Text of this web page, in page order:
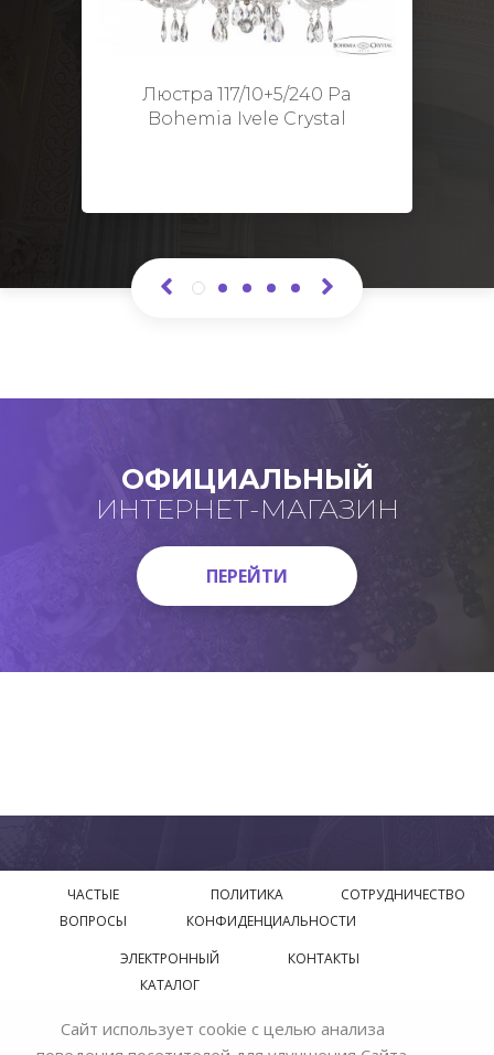
Люстра 117/10+5/240 Pa
Bohemia Ivele Crystal
Диаметр: 70 см
ОФИЦИАЛЬНЫЙ
ИНТЕРНЕТ-МАГАЗИН
ПЕРЕЙТИ
ПЕРЕЙТИ
ЧАСТЫЕ
ВОПРОСЫ
ПОЛИТИКА
КОНФИДЕНЦИАЛЬНОСТИ
СОТРУДНИЧЕСТВО
ЭЛЕКТРОННЫЙ
КАТАЛОГ
КОНТАКТЫ
© 2018—2026 Официальный сайт завода производителя
Сайт использует cookie с целью анализа